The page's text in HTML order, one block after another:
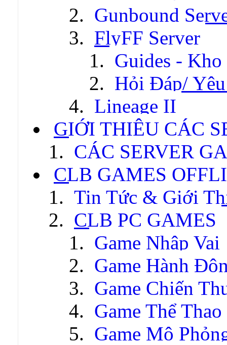
Gunbound
FlyFF Server
Guides -
Hỏi Đáp/
Lineage II
GIỚI THIỆU CÁC
CÁC SERVER
CLB GAMES
Tin Tức & Giới
CLB PC GAMES
Game Nhập Vai
Game Hành
Game Chiến
Game Thể Thao
Game Mô